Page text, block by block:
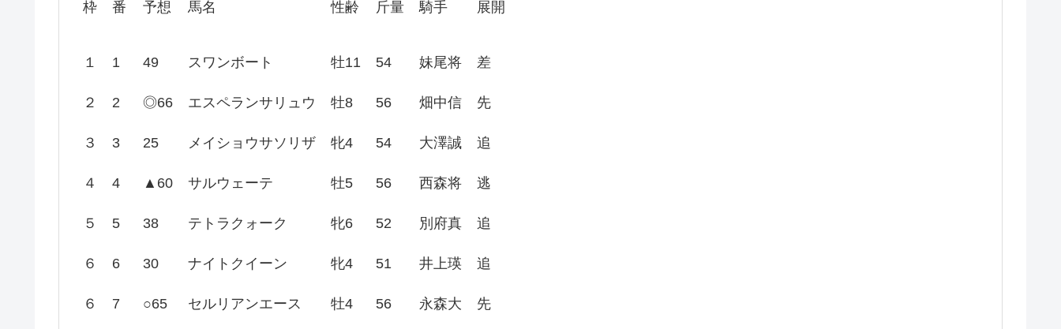
枠 番 予想 馬名 性齢 斤量 騎手 展開
１ 1 49 スワンボート 牡11 54 妹尾将 差
２ 2 ◎66 エスペランサリュウ 牡8 56 畑中信 先
３ 3 25 メイショウサソリザ 牝4 54 大澤誠 追
４ 4 ▲60 サルウェーテ 牡5 56 西森将 逃
５ 5 38 テトラクォーク 牝6 52 別府真 追
６ 6 30 ナイトクイーン 牝4 51 井上瑛 追
６ 7 ○65 セルリアンエース 牡4 56 永森大 先